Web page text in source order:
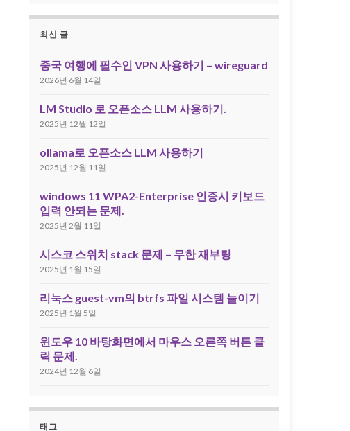
최신 글
중국 여행에 필수인 VPN 사용하기 – wireguard
2026년 6월 14일
LM Studio 로 오픈소스 LLM 사용하기.
2025년 12월 12일
ollama로 오픈소스 LLM 사용하기
2025년 12월 11일
windows 11 WPA2-Enterprise 인증시 키보드
입력 안되는 문제.
2025년 2월 11일
시스코 스위치 stack 문제 – 무한 재부팅
2025년 1월 15일
리눅스 guest-vm의 btrfs 파일 시스템 늘이기
2025년 1월 5일
윈도우 10 바탕화면에서 마우스 오른쪽 버튼 클
릭 문제.
2024년 12월 6일
태그